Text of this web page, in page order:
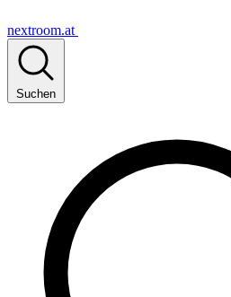
nextroom.at
Suchen